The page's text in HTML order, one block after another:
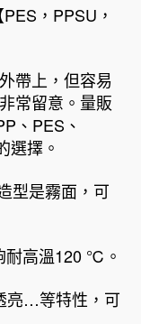
，PPSU，
帶上，但容易
常留意。量販
、PES、
選擇。
型是霧面，可
耐高溫120 ℃。
亮…等特性，可